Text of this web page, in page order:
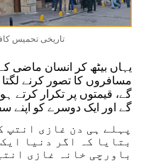
تاریخی تحمیس
یہاں بیٹھ کر انسان ماضی
مسافروں کا تصور کرنے
گے، قیمتوں پر تکرار
گے اور ایک دوسرے کو اپنے
پہلے ہی دن غازی انتپ
بتایا کہ اگر دنیا
باورچی خانہ غازی